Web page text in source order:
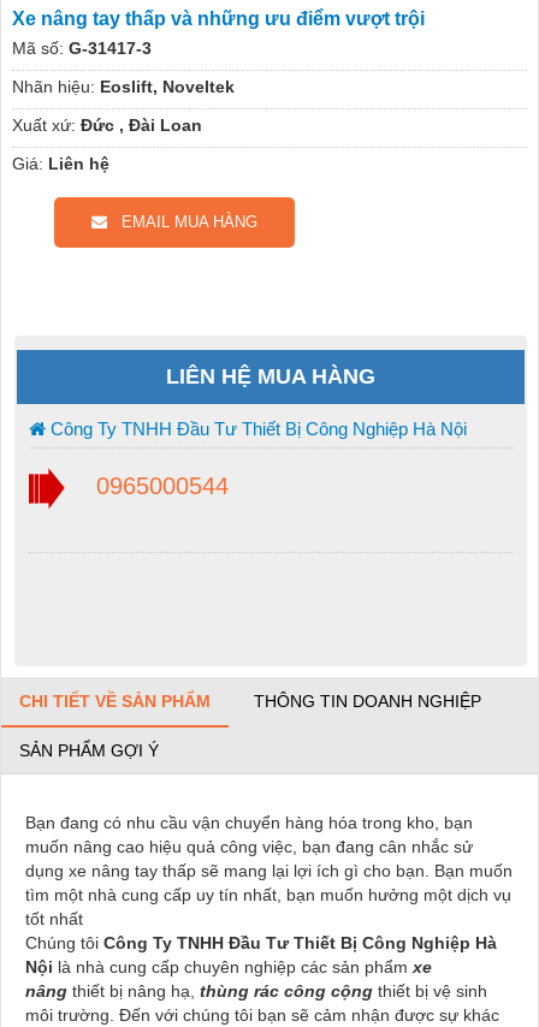
Xe nâng tay thấp và những ưu điểm vượt trội
Mã số: G-31417-3
Nhãn hiệu: Eoslift, Noveltek
Xuất xứ: Đức , Đài Loan
Giá: Liên hệ
EMAIL MUA HÀNG
LIÊN HỆ MUA HÀNG
Công Ty TNHH Đầu Tư Thiết Bị Công Nghiệp Hà Nội
0965000544
CHI TIẾT VỀ SẢN PHẨM THÔNG TIN DOANH NGHIỆP
SẢN PHẨM GỢI Ý
Bạn đang có nhu cầu vận chuyển hàng hóa trong kho, bạn
muốn nâng cao hiệu quả công việc, bạn đang cân nhắc sử
dụng xe nâng tay thấp sẽ mang lại lợi ích gì cho bạn. Bạn muốn
tìm một nhà cung cấp uy tín nhất, bạn muốn hưởng một dịch vụ
tốt nhất
Chúng tôi Công Ty TNHH Đầu Tư Thiết Bị Công Nghiệp Hà
Nội là nhà cung cấp chuyên nghiệp các sản phẩm xe
nâng thiết bị nâng hạ, thùng rác công cộng thiết bị vệ sinh
môi trường. Đến với chúng tôi bạn sẽ cảm nhận được sự khác